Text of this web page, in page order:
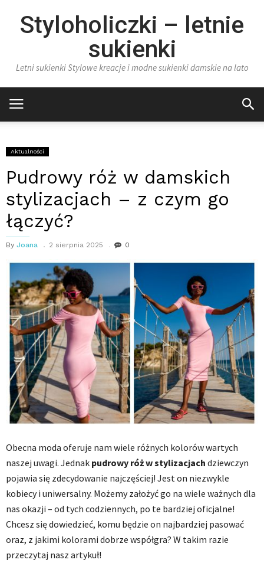
Styloholiczki – letnie
sukienki
Letni sukienki Stylowe kreacje i modne sukienki damskie na lato
Aktualności
Pudrowy róż w damskich
stylizacjach – z czym go
łączyć?
By Joana 2 sierpnia 2025 0
Obecna moda oferuje nam wiele różnych kolorów wartych
naszej uwagi. Jednak pudrowy róż w stylizacjach dziewczyn
pojawia się zdecydowanie najczęściej! Jest on niezwykle
kobiecy i uniwersalny. Możemy założyć go na wiele ważnych dla
nas okazji – od tych codziennych, po te bardziej oficjalne!
Chcesz się dowiedzieć, komu będzie on najbardziej pasować
oraz, z jakimi kolorami dobrze współgra? W takim razie
przeczytaj nasz artykuł!